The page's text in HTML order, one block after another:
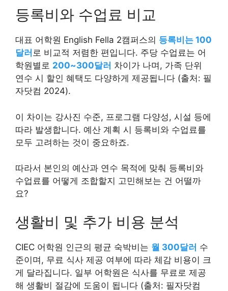
등록비와 수업료 비교
대표 어학원 English Fella 2캠퍼스의 등록비는 100
달러 로 비교적 저렴한 편입니다. 주당 수업료는 어
학원별로 200~300달러 차이가 나며, 가족 단위
연수 시 할인 혜택도 다양하게 제공됩니다 (출처: 필
자닷컴 2024).
이 차이는 강사진 수준, 프로그램 다양성, 시설 등에
따라 발생합니다. 예산 계획 시 등록비와 수업료를
모두 고려하는 것이 중요하죠.
따라서 본인의 예산과 연수 목적에 맞춰 등록비와
수업료를 어떻게 조합할지 고민해보는 건 어떨까
요?
생활비 및 추가 비용 분석
CIEC 어학원 인근의 평균 숙박비는 월 300달러 수
준이며, 무료 식사 제공 여부에 따라 체감 비용이 크
게 달라집니다. 일부 어학원은 식사를 무료로 제공
해 생활비 절감에 도움이 됩니다 (출처: 필자닷컴